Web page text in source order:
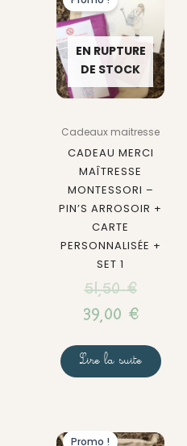
EN RUPTURE
DE STOCK
Cadeaux maitresse
CADEAU MERCI
MAÎTRESSE
MONTESSORI –
PIN’S ARROSOIR +
CARTE
PERSONNALISÉE +
SET 1
51,50€
prix
initial
était :
51,50 €.
39,00 €
prix
actuel
est :
39,00 €.
Lire la suite
Promo !
Le
Le